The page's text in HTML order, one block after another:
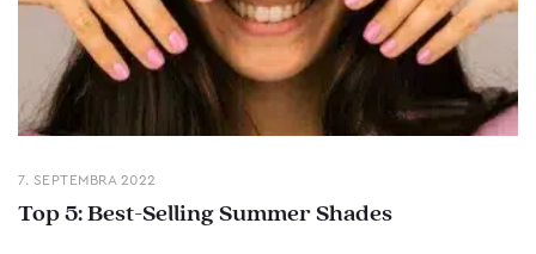
7. SEPTEMBRA 2022
Top 5: Best-Selling Summer Shades